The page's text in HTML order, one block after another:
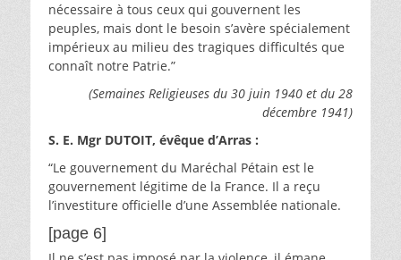
nécessaire à tous ceux qui gouvernent les
peuples, mais dont le besoin s’avère spécialement
impérieux au milieu des tragiques difficultés que
connaît notre Patrie.”
(Semaines Religieuses du 30 juin 1940 et du 28
décembre 1941)
S. E. Mgr DUTOIT, évêque d’Arras :
“Le gouvernement du Maréchal Pétain est le
gouvernement légitime de la France. Il a reçu
l’investiture officielle d’une Assemblée nationale.
[page 6]